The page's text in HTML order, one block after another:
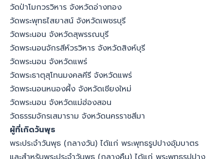
วัดป่าโมกวรวิหาร จังหวัดอ่างทอง
วัดพระพุทธไสยาสน์ จังหวัดเพชรบุรี
วัดพระนอน จังหวัดสุพรรณบุรี
วัดพระนอนจักรสีห์วรวิหาร จังหวัดสิงห์บุรี
วัดพระนอน จังหวัดแพร่
วัดพระธาตุสุโทนมงคลคีรี จังหวัดแพร่
วัดพระนอนหนองผึ้ง จังหวัดเชียงใหม่
วัดพระนอน จังหวัดแม่ฮ่องสอน
วัดธรรมจักรเสมาราม จังหวัดนครราชสีมา
ผู้ที่เกิดวันพุธ
พระประจำวันพุธ (กลางวัน) ได้แก่ พระพุทธรูปปางอุ้มบาตร